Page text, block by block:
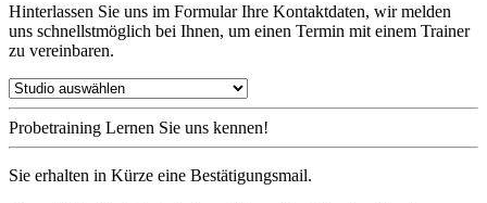
Hinterlassen Sie uns im Formular Ihre Kontaktdaten, wir melden
uns schnellstmöglich bei Ihnen, um einen Termin mit einem Trainer
zu vereinbaren.
Probetraining Lernen Sie uns kennen!
Sie erhalten in Kürze eine Bestätigungsmail.